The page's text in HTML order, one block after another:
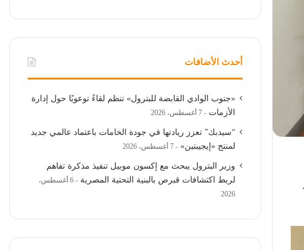
أحدث الأضافات
«جنوب الوادي القابضة للبترول» تنظم لقاءً توعويًا حول إدارة
الأزمات
7 أغسطس، 2026
“سيدبك” تعزز ريادتها في جودة الخامات باعتماد عالمي جديد
لمنتج «إيجيبتين»
7 أغسطس، 2026
وزير البترول يبحث مع إكسون موبيل تنفيذ مذكرة تفاهم
لربط اكتشافات قبرص بالبنية التحتية المصرية
6 أغسطس،
2026